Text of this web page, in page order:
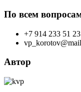
По всем
+7 914 233 51 23
Автор